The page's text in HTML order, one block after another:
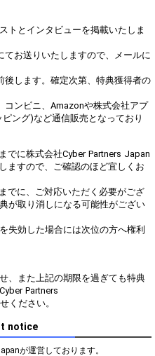
トとインタビューを掲載いたしま
お送りいたしますので、メールに
します。確定次第、特典獲得者の
ンビニ、Amazonや株式会社アプ
ング)など通信販売となっており
でに株式会社Cyber Partners Japan
ますので、ご確認のほど宜しくお
でに、ご対応いただく必要がござ
が取り消しになる可能性がござい
失効した場合には次位の方へ権利
、また上記の期限を過ぎても特典
Partners
ください。
notice
が運営しております。